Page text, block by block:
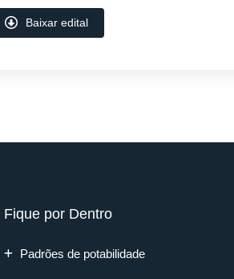
Baixar edital
Fique por Dentro
Padrões de potabilidade